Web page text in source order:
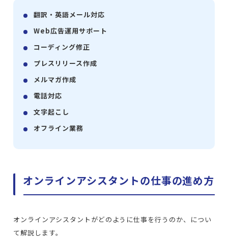
翻訳・英語メール対応
Web広告運用サポート
コーディング修正
プレスリリース作成
メルマガ作成
電話対応
文字起こし
オフライン業務
オンラインアシスタントの仕事の進め方
オンラインアシスタントがどのように仕事を行うのか、につい
て解説します。